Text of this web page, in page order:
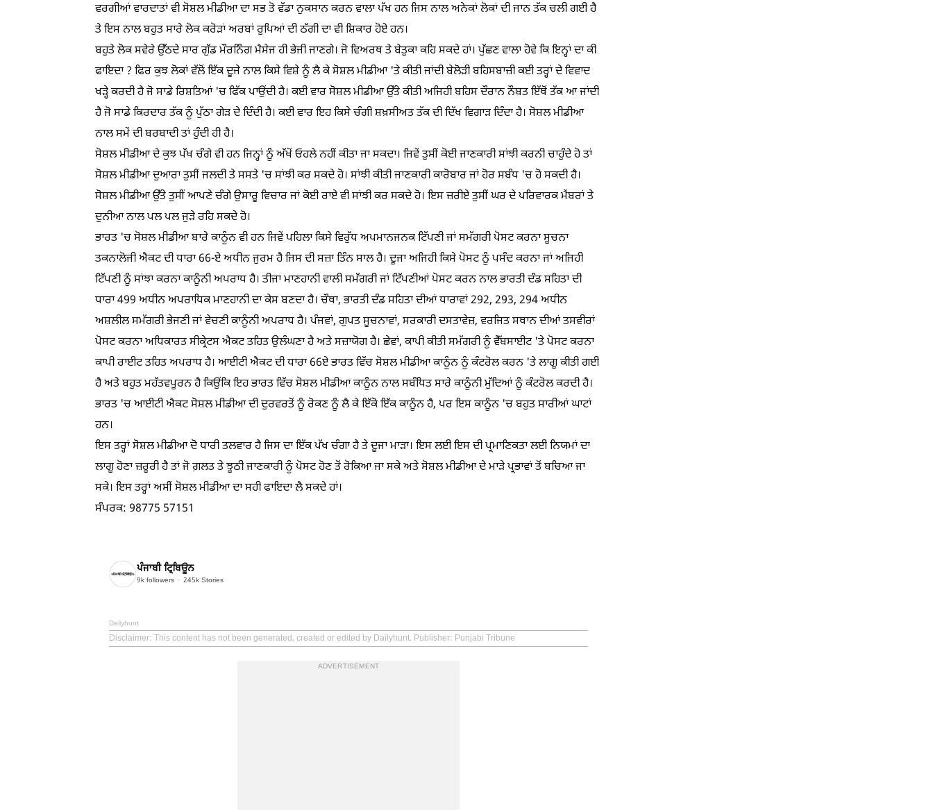
ਵਰਗੀਆਂ ਵਾਰਦਾਤਾਂ ਵੀ ਸੋਸ਼ਲ ਮੀਡੀਆ ਦਾ ਸਭ ਤੋ ਵੱਡਾ ਨੁਕਸਾਨ ਕਰਨ ਵਾਲਾ ਪੱਖ ਹਨ ਜਿਸ ਨਾਲ ਅਨੇਕਾਂ ਲੋਕਾਂ ਦੀ ਜਾਨ ਤੱਕ ਚਲੀ ਗਈ ਹੈ
ਤੇ ਇਸ ਨਾਲ ਬਹੁਤ ਸਾਰੇ ਲੋਕ ਕਰੋੜਾਂ ਅਰਬਾਂ ਰੁਪਿਆਂ ਦੀ ਠੱਗੀ ਦਾ ਵੀ ਸ਼ਿਕਾਰ ਹੋਏ ਹਨ।
ਬਹੁਤੇ ਲੋਕ ਸਵੇਰੇ ਉੱਠਦੇ ਸਾਰ ਗੁੱਡ ਮੌਰਨਿੰਗ ਮੈਸੇਜ ਹੀ ਭੇਜੀ ਜਾਣਗੇ। ਜੋ ਵਿਅਰਥ ਤੇ ਬੇਤੁਕਾ ਕਹਿ ਸਕਦੇ ਹਾਂ। ਪੁੱਛਣ ਵਾਲਾ ਹੋਵੇ ਕਿ ਇਨ੍ਹਾਂ ਦਾ ਕੀ
ਫਾਇਦਾ ? ਫਿਰ ਕੁਝ ਲੋਕਾਂ ਵੱਲੋਂ ਇੱਕ ਦੂਜੇ ਨਾਲ ਕਿਸੇ ਵਿਸ਼ੇ ਨੂੰ ਲੈ ਕੇ ਸੋਸ਼ਲ ਮੀਡੀਆ 'ਤੇ ਕੀਤੀ ਜਾਂਦੀ ਬੇਲੋੜੀ ਬਹਿਸਬਾਜ਼ੀ ਕਈ ਤਰ੍ਹਾਂ ਦੇ ਵਿਵਾਦ
ਖੜ੍ਹੇ ਕਰਦੀ ਹੈ ਜੋ ਸਾਡੇ ਰਿਸ਼ਤਿਆਂ 'ਚ ਫਿੱਕ ਪਾਉਂਦੀ ਹੈ। ਕਈ ਵਾਰ ਸੋਸ਼ਲ ਮੀਡੀਆ ਉੱਤੇ ਕੀਤੀ ਅਜਿਹੀ ਬਹਿਸ ਦੌਰਾਨ ਨੌਬਤ ਇੱਥੋਂ ਤੱਕ ਆ ਜਾਂਦੀ
ਹੈ ਜੋ ਸਾਡੇ ਕਿਰਦਾਰ ਤੱਕ ਨੂੰ ਪੁੱਠਾ ਗੇੜ ਦੇ ਦਿੰਦੀ ਹੈ। ਕਈ ਵਾਰ ਇਹ ਕਿਸੇ ਚੰਗੀ ਸ਼ਖ਼ਸੀਅਤ ਤੱਕ ਦੀ ਦਿੱਖ ਵਿਗਾੜ ਦਿੰਦਾ ਹੈ। ਸੋਸ਼ਲ ਮੀਡੀਆ
ਨਾਲ ਸਮੇਂ ਦੀ ਬਰਬਾਦੀ ਤਾਂ ਹੁੰਦੀ ਹੀ ਹੈ।
ਸੋਸ਼ਲ ਮੀਡੀਆ ਦੇ ਕੁਝ ਪੱਖ ਚੰਗੇ ਵੀ ਹਨ ਜਿਨ੍ਹਾਂ ਨੂੰ ਅੱਖੋਂ ਓਹਲੇ ਨਹੀਂ ਕੀਤਾ ਜਾ ਸਕਦਾ। ਜਿਵੇਂ ਤੁਸੀਂ ਕੋਈ ਜਾਣਕਾਰੀ ਸਾਂਝੀ ਕਰਨੀ ਚਾਹੁੰਦੇ ਹੋ ਤਾਂ
ਸੋਸ਼ਲ ਮੀਡੀਆ ਦੁਆਰਾ ਤੁਸੀਂ ਜਲਦੀ ਤੇ ਸਸਤੇ 'ਚ ਸਾਂਝੀ ਕਰ ਸਕਦੇ ਹੋ। ਸਾਂਝੀ ਕੀਤੀ ਜਾਣਕਾਰੀ ਕਾਰੋਬਾਰ ਜਾਂ ਹੋਰ ਸਬੰਧ 'ਚ ਹੋ ਸਕਦੀ ਹੈ।
ਸੋਸ਼ਲ ਮੀਡੀਆ ਉੱਤੇ ਤੁਸੀਂ ਆਪਣੇ ਚੰਗੇ ਉਸਾਰੂ ਵਿਚਾਰ ਜਾਂ ਕੋਈ ਰਾਏ ਵੀ ਸਾਂਝੀ ਕਰ ਸਕਦੇ ਹੋ। ਇਸ ਜ਼ਰੀਏ ਤੁਸੀਂ ਘਰ ਦੇ ਪਰਿਵਾਰਕ ਮੈਂਬਰਾਂ ਤੇ
ਦੁਨੀਆ ਨਾਲ ਪਲ ਪਲ ਜੁੜੇ ਰਹਿ ਸਕਦੇ ਹੋ।
ਭਾਰਤ 'ਚ ਸੋਸ਼ਲ ਮੀਡੀਆ ਬਾਰੇ ਕਾਨੂੰਨ ਵੀ ਹਨ ਜਿਵੇਂ ਪਹਿਲਾ ਕਿਸੇ ਵਿਰੁੱਧ ਅਪਮਾਨਜਨਕ ਟਿੱਪਣੀ ਜਾਂ ਸਮੱਗਰੀ ਪੋਸਟ ਕਰਨਾ ਸੂਚਨਾ
ਤਕਨਾਲੋਜੀ ਐਕਟ ਦੀ ਧਾਰਾ 66-ਏ ਅਧੀਨ ਜੁਰਮ ਹੈ ਜਿਸ ਦੀ ਸਜ਼ਾ ਤਿੰਨ ਸਾਲ ਹੈ। ਦੂਜਾ ਅਜਿਹੀ ਕਿਸੇ ਪੋਸਟ ਨੂੰ ਪਸੰਦ ਕਰਨਾ ਜਾਂ ਅਜਿਹੀ
ਟਿੱਪਣੀ ਨੂੰ ਸਾਂਝਾ ਕਰਨਾ ਕਾਨੂੰਨੀ ਅਪਰਾਧ ਹੈ। ਤੀਜਾ ਮਾਣਹਾਨੀ ਵਾਲੀ ਸਮੱਗਰੀ ਜਾਂ ਟਿੱਪਣੀਆਂ ਪੋਸਟ ਕਰਨ ਨਾਲ ਭਾਰਤੀ ਦੰਡ ਸਹਿਤਾ ਦੀ
ਧਾਰਾ 499 ਅਧੀਨ ਅਪਰਾਧਿਕ ਮਾਣਹਾਨੀ ਦਾ ਕੇਸ ਬਣਦਾ ਹੈ। ਚੌਥਾ, ਭਾਰਤੀ ਦੰਡ ਸਹਿਤਾ ਦੀਆਂ ਧਾਰਾਵਾਂ 292, 293, 294 ਅਧੀਨ
ਅਸ਼ਲੀਲ ਸਮੱਗਰੀ ਭੇਜਣੀ ਜਾਂ ਵੇਚਣੀ ਕਾਨੂੰਨੀ ਅਪਰਾਧ ਹੈ। ਪੰਜਵਾਂ, ਗੁਪਤ ਸੂਚਨਾਵਾਂ, ਸਰਕਾਰੀ ਦਸਤਾਵੇਜ਼, ਵਰਜਿਤ ਸਥਾਨ ਦੀਆਂ ਤਸਵੀਰਾਂ
ਪੋਸਟ ਕਰਨਾ ਅਧਿਕਾਰਤ ਸੀਕ੍ਰੇਟਸ ਐਕਟ ਤਹਿਤ ਉਲੰਘਣਾ ਹੈ ਅਤੇ ਸਜ਼ਾਯੋਗ ਹੈ। ਛੇਵਾਂ, ਕਾਪੀ ਕੀਤੀ ਸਮੱਗਰੀ ਨੂੰ ਵੈੱਬਸਾਈਟ 'ਤੇ ਪੋਸਟ ਕਰਨਾ
ਕਾਪੀ ਰਾਈਟ ਤਹਿਤ ਅਪਰਾਧ ਹੈ। ਆਈਟੀ ਐਕਟ ਦੀ ਧਾਰਾ 66ਏ ਭਾਰਤ ਵਿੱਚ ਸੋਸ਼ਲ ਮੀਡੀਆ ਕਾਨੂੰਨ ਨੂੰ ਕੰਟਰੋਲ ਕਰਨ 'ਤੇ ਲਾਗੂ ਕੀਤੀ ਗਈ
ਹੈ ਅਤੇ ਬਹੁਤ ਮਹੱਤਵਪੂਰਨ ਹੈ ਕਿਉਂਕਿ ਇਹ ਭਾਰਤ ਵਿੱਚ ਸੋਸ਼ਲ ਮੀਡੀਆ ਕਾਨੂੰਨ ਨਾਲ ਸਬੰਧਿਤ ਸਾਰੇ ਕਾਨੂੰਨੀ ਮੁੱਦਿਆਂ ਨੂੰ ਕੰਟਰੋਲ ਕਰਦੀ ਹੈ।
ਭਾਰਤ 'ਚ ਆਈਟੀ ਐਕਟ ਸੋਸ਼ਲ ਮੀਡੀਆ ਦੀ ਦੁਰਵਰਤੋਂ ਨੂੰ ਰੋਕਣ ਨੂੰ ਲੈ ਕੇ ਇੱਕੋ ਇੱਕ ਕਾਨੂੰਨ ਹੈ, ਪਰ ਇਸ ਕਾਨੂੰਨ 'ਚ ਬਹੁਤ ਸਾਰੀਆਂ ਘਾਟਾਂ
ਹਨ।
ਇਸ ਤਰ੍ਹਾਂ ਸੋਸ਼ਲ ਮੀਡੀਆ ਦੋ ਧਾਰੀ ਤਲਵਾਰ ਹੈ ਜਿਸ ਦਾ ਇੱਕ ਪੱਖ ਚੰਗਾ ਹੈ ਤੇ ਦੂਜਾ ਮਾੜਾ। ਇਸ ਲਈ ਇਸ ਦੀ ਪ੍ਰਮਾਣਿਕਤਾ ਲਈ ਨਿਯਮਾਂ ਦਾ
ਲਾਗੂ ਹੋਣਾ ਜ਼ਰੂਰੀ ਹੈ ਤਾਂ ਜੋ ਗ਼ਲਤ ਤੇ ਝੂਠੀ ਜਾਣਕਾਰੀ ਨੂੰ ਪੋਸਟ ਹੋਣ ਤੋਂ ਰੋਕਿਆ ਜਾ ਸਕੇ ਅਤੇ ਸੋਸ਼ਲ ਮੀਡੀਆ ਦੇ ਮਾੜੇ ਪ੍ਰਭਾਵਾਂ ਤੋਂ ਬਚਿਆ ਜਾ
ਸਕੇ। ਇਸ ਤਰ੍ਹਾਂ ਅਸੀਂ ਸੋਸ਼ਲ ਮੀਡੀਆ ਦਾ ਸਹੀ ਫਾਇਦਾ ਲੈ ਸਕਦੇ ਹਾਂ।
ਸੰਪਰਕ: 98775 57151
ਪੰਜਾਬੀ ਟ੍ਰਿਬਿਊਨ
9k followers 245k Stories
Dailyhunt
Disclaimer: This content has not been generated, created or edited by Dailyhunt. Publisher: Punjabi Tribune
ADVERTISEMENT